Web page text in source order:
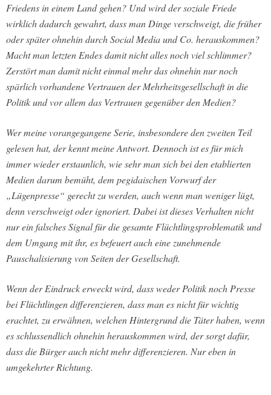
Friedens in einem Land gehen? Und wird der soziale Friede
wirklich dadurch gewahrt, dass man Dinge verschweigt, die früher
oder später ohnehin durch Social Media und Co. herauskommen?
Macht man letzten Endes damit nicht alles noch viel schlimmer?
Zerstört man damit nicht einmal mehr das ohnehin nur noch
spärlich vorhandene Vertrauen der Mehrheitsgesellschaft in die
Politik und vor allem das Vertrauen gegenüber den Medien?
Wer meine vorangegangene Serie, insbesondere den zweiten Teil
gelesen hat, der kennt meine Antwort. Dennoch ist es für mich
immer wieder erstaunlich, wie sehr man sich bei den etablierten
Medien darum bemüht, dem pegidaischen Vorwurf der
„Lügenpresse“ gerecht zu werden, auch wenn man weniger lügt,
denn verschweigt oder ignoriert. Dabei ist dieses Verhalten nicht
nur ein falsches Signal für die gesamte Flüchtlingsproblematik und
dem Umgang mit ihr, es befeuert auch eine zunehmende
Pauschalisierung von Seiten der Gesellschaft.
Wenn der Eindruck erweckt wird, dass weder Politik noch Presse
bei Flüchtlingen differenzieren, dass man es nicht für wichtig
erachtet, zu erwähnen, welchen Hintergrund die Täter haben, wenn
es schlussendlich ohnehin herauskommen wird, der sorgt dafür,
dass die Bürger auch nicht mehr differenzieren. Nur eben in
umgekehrter Richtung.